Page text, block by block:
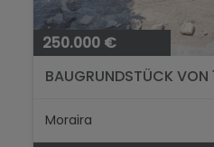
250.000 €
BAUGRUNDSTÜCK VON
Moraira